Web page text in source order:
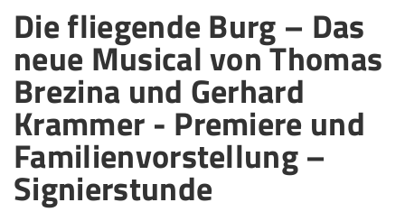
Die fliegende Burg – Das
neue Musical von Thomas
Brezina und Gerhard
Krammer - Premiere und
Familienvorstellung –
Signierstunde